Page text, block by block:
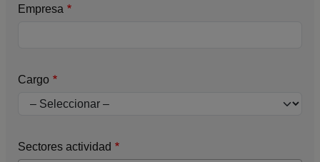
Empresa
Cargo
Sectores actividad